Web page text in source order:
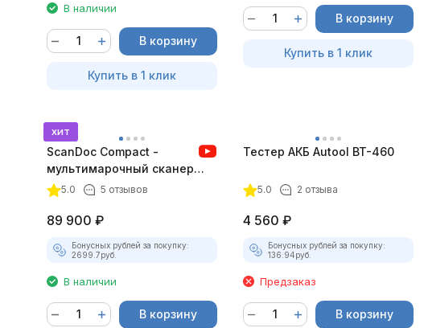
В наличии
В корзину
Купить в 1 клик
В корзину
Купить в 1 клик
хит
ScanDoc Compact -
мультимарочный сканер
(Полный)
5.0 5 отзывов
89 900 ₽
Бонусных рублей за покупку:
2699.7руб.
В наличии
В корзину
Тестер АКБ Autool BT-460
5.0 2 отзыва
4 560 ₽
Бонусных рублей за покупку:
136.94руб.
Предзаказ
В корзину